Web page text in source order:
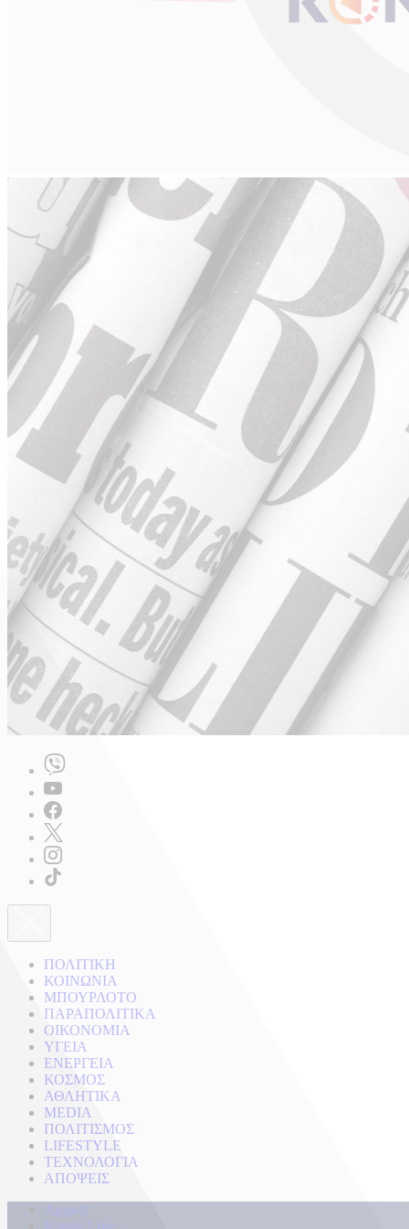
ΠΟΛΙΤΙΚΗ
ΚΟΙΝΩΝΙΑ
ΜΠΟΥΡΛΟΤΟ
ΠΑΡΑΠΟΛΙΤΙΚΑ
ΟΙΚΟΝΟΜΙΑ
ΥΓΕΙΑ
ΕΝΕΡΓΕΙΑ
ΚΟΣΜΟΣ
ΑΘΛΗΤΙΚΑ
MEDIA
ΠΟΛΙΤΙΣΜΟΣ
LIFESTYLE
ΤΕΧΝΟΛΟΓΙΑ
ΑΠΟΨΕΙΣ
Αρχική
Kontra Live